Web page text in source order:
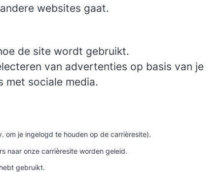
websites gaat.
de site wordt gebruikt.
van advertenties op basis van je
met sociale media.
je ingelogd te houden op de carrièresite).
naar onze carrièresite worden geleid.
gebruikt.